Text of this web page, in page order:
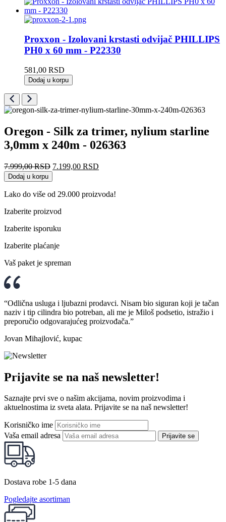
Proxxon - Izolovani krstasti odvijač PHILLIPS
PH0 x 60 mm - P22330
581,00 RSD
Dodaj u korpu
Oregon - Silk za trimer, nylium starline
3,0mm x 240m - 026363
7.999,00RSD Originalna
cena
je
bila:
7.199,00 RSD
7.199,00 RSD.
Dodaj u korpu
Lako do više od 29.000 proizvoda!
Izaberite proizvod
Izaberite isporuku
Izaberite plaćanje
Vaš paket je spreman
“Odlična usluga i ljubazni prodavci. Nisam bio siguran koji je tačan
naziv i tip cilindra bio potreban, ali me je Miloš podsetio, istražio i
preporučio odgovarajućeg proizvođača.”
Jovan Mihajlović, kupac
Prijavite se na naš newsletter!
Saznajte prvi sve o našim akcijama, novim proizvodima i
aktuelnostima iz sveta alata. Prijavite se na naš newsletter!
Korisničko ime
Vaša email adresa
Prijavite se
Dostava robe 1-5 dana
Pogledajte asortiman